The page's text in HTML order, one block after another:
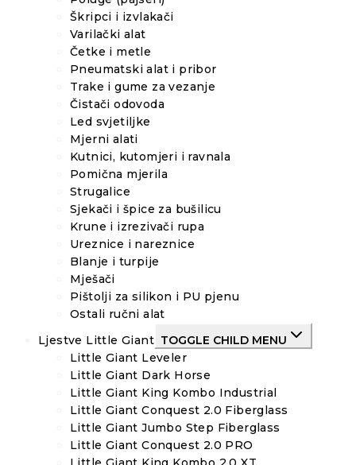
Škripci i izvlakači
Varilački alat
Četke i metle
Pneumatski alat i pribor
Trake i gume za vezanje
Čistači odovoda
Led svjetiljke
Mjerni alati
Kutnici, kutomjeri i ravnala
Pomična mjerila
Strugalice
Sjekači i špice za bušilicu
Krune i izrezivači rupa
Ureznice i nareznice
Blanje i turpije
Mješači
Pištolji za silikon i PU pjenu
Ostali ručni alat
Ljestve Little Giant TOGGLE CHILD MENU
Little Giant Leveler
Little Giant Dark Horse
Little Giant King Kombo Industrial
Little Giant Conquest 2.0 Fiberglass
Little Giant Jumbo Step Fiberglass
Little Giant Conquest 2.0 PRO